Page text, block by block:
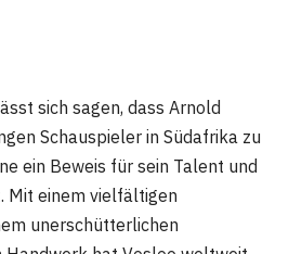
sich sagen, dass Arnold
Schauspieler in Südafrika zu
ein Beweis für sein Talent und
Mit einem vielfältigen
unerschütterlichen